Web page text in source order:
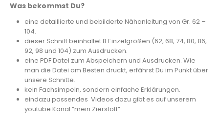
Was bekommst Du?
eine detaillierte und bebilderte Nähanleitung von Gr. 62 –
104.
dieser Schnitt beinhaltet 8 Einzelgrößen (62, 68, 74, 80, 86,
92, 98 und 104) zum Ausdrucken.
eine PDF Datei zum Abspeichern und Ausdrucken. Wie
man die Datei am Besten druckt, erfährst Du im Punkt über
unsere Schnitte.
kein Fachsimpeln, sondern einfache Erklärungen.
eindazu passendes Videos dazu gibt es auf unserem
youtube Kanal “mein Zierstoff”